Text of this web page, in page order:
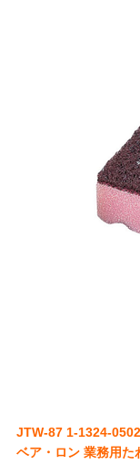
JTW-87 1-1324-
ベア・ロン 業務用た